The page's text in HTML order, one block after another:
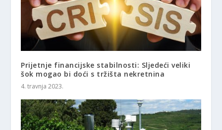
Prijetnje financijske stabilnosti: Sljedeći veliki
šok mogao bi doći s tržišta nekretnina
4. travnja 2023.